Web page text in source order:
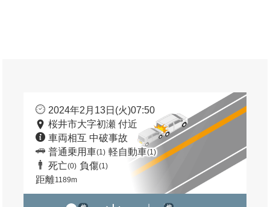
2024年2月13日(火)07:50
桜井市大字初瀬 付近
車両相互 中破事故
普通乗用車(1) 軽自動車(1)
死亡(0) 負傷(1)
距離1189m